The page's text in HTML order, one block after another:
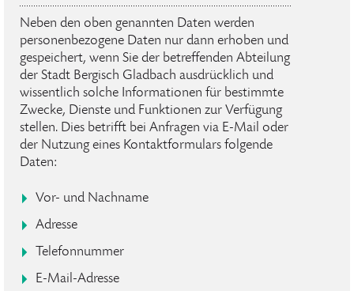
Neben den oben genannten Daten werden
personenbezogene Daten nur dann erhoben und
gespeichert, wenn Sie der betreffenden Abteilung
der Stadt Bergisch Gladbach ausdrücklich und
wissentlich solche Informationen für bestimmte
Zwecke, Dienste und Funktionen zur Verfügung
stellen. Dies betrifft bei Anfragen via E-Mail oder
der Nutzung eines Kontaktformulars folgende
Daten:
Vor- und Nachname
Adresse
Telefonnummer
E-Mail-Adresse